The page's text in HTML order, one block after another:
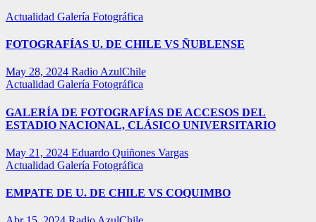
Actualidad Galería Fotográfica
FOTOGRAFÍAS U. DE CHILE VS ÑUBLENSE
May 28, 2024 Radio AzulChile
Actualidad Galería Fotográfica
GALERÍA DE FOTOGRAFÍAS DE ACCESOS DEL
ESTADIO NACIONAL, CLÁSICO UNIVERSITARIO
May 21, 2024 Eduardo Quiñones Vargas
Actualidad Galería Fotográfica
EMPATE DE U. DE CHILE VS COQUIMBO